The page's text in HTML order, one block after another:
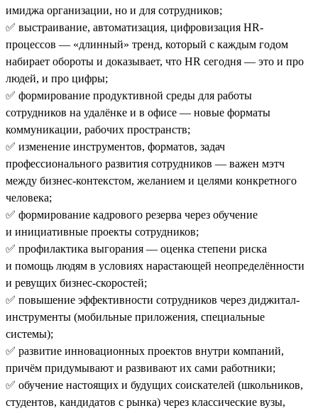
имиджа организации, но и для сотрудников;
✅ выстраивание, автоматизация, цифровизация HR-
процессов — «длинный» тренд, который с каждым годом
набирает обороты и доказывает, что HR сегодня — это и про
людей, и про цифры;
✅ формирование продуктивной среды для работы
сотрудников на удалёнке и в офисе — новые форматы
коммуникации, рабочих пространств;
✅ изменение инструментов, форматов, задач
профессионального развития сотрудников — важен мэтч
между бизнес-контекстом, желанием и целями конкретного
человека;
✅ формирование кадрового резерва через обучение
и инициативные проекты сотрудников;
✅ профилактика выгорания — оценка степени риска
и помощь людям в условиях нарастающей неопределённости
и ревущих бизнес-скоростей;
✅ повышение эффективности сотрудников через диджитал-
инструменты (мобильные приложения, специальные
системы);
✅ развитие инновационных проектов внутри компаний,
причём придумывают и развивают их сами работники;
✅ обучение настоящих и будущих соискателей (школьников,
студентов, кандидатов с рынка) через классические вузы,